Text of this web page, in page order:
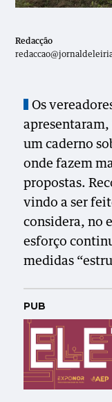
Redacção
Os
um caderno
onde fazem
propostas.
vindo a ser
considera, no
esforço
medidas
PUB